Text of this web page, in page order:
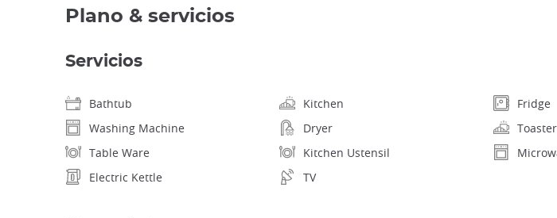
Plano & servicios
Servicios
Bathtub Kitchen
Fridge
Washing Machine
Dryer
Toaster
Table Ware
Kitchen Ustensil
Electric Kettle
TV